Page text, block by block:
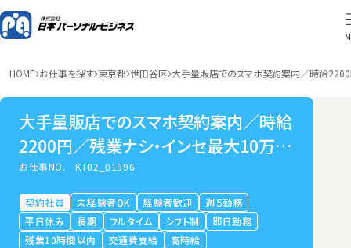
HOME お仕事を探す 東京都 世田谷区 大手量販店でのスマホ契約案内／時給
大手量販店でのスマホ契約案内／時給
2200円／残業ナシ・インセ最大10万／
桜新町
お仕事NO.KT02_01596
契約社員 未経験者OK 経験者歓迎
週５勤務
平日休み
長期 フルタイム シフト制
即日勤務
残業10時間以内
交通費支給 高時給